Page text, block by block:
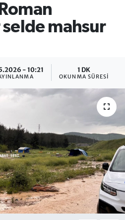
mahsur
- 10:21 1 DK
OKUNMA SÜRESI
ve Fikstür